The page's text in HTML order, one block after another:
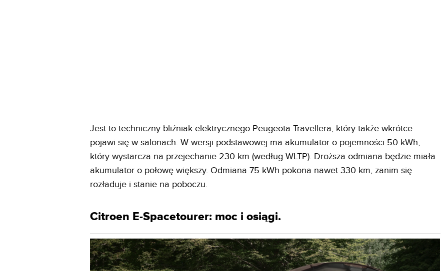
Jest to techniczny bliźniak elektrycznego Peugeota Travellera, który także wkrótce
pojawi się w salonach. W wersji podstawowej ma akumulator o pojemności 50 kWh,
który wystarcza na przejechanie 230 km (według WLTP). Droższa odmiana będzie miała
akumulator o połowę większy. Odmiana 75 kWh pokona nawet 330 km, zanim się
rozładuje i stanie na poboczu.
Citroen E-Spacetourer: moc i osiągi.